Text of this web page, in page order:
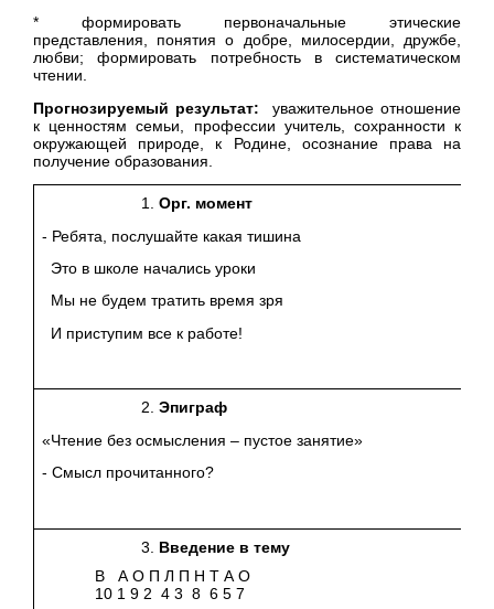
* формировать первоначальные этические
представления, понятия о добре, милосердии, дружбе,
любви; формировать потребность в систематическом
чтении.
Прогнозируемый результат: уважительное отношение
к ценностям семьи, профессии учитель, сохранности к
окружающей природе, к Родине, осознание права на
получение образования.
Орг. момент
- Ребята, послушайте какая тишина
Это в школе начались уроки
Мы не будем тратить время зря
И приступим все к работе!
Эпиграф
«Чтение без осмысления – пустое занятие»
- Смысл прочитанного?
Введение в тему
В А О П Л П Н Т А О
10 1 9 2 4 3 8 6 5 7